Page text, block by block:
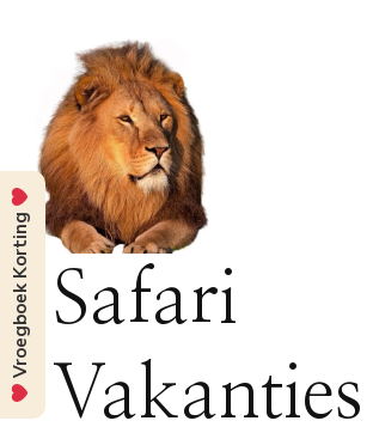
Safari
Vroegboek Korting